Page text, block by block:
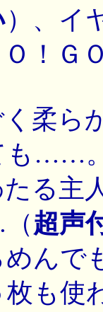
）、イ
！Ｇ
柔ら
も……
る主
超声
めん
も